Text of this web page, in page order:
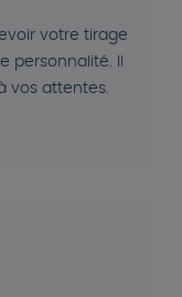
votre tirage
personnalité. Il
vos attentes.